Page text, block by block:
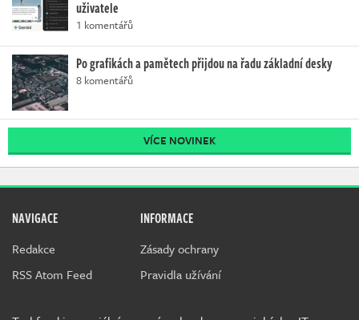
uživatele
1 komentářů
Po grafikách a pamětech přijdou na řadu základní desky
8 komentářů
VÍCE NOVINEK
NAVIGACE
Redakce
RSS Atom Feed
INFORMACE
Zásady ochrany
Pravidla užívání